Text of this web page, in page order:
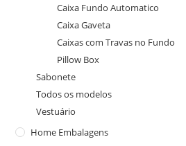
Caixa Fundo Automatico
Caixa Gaveta
Caixas com Travas no Fundo
Pillow Box
Sabonete
Todos os modelos
Vestuário
Home Embalagens